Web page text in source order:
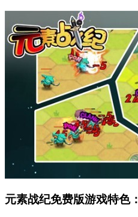
元素战纪免费版游戏特色：